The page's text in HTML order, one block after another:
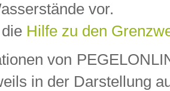
vor.
Hilfe zu den
von
in der Darstellung